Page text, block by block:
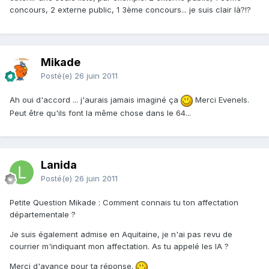
concours, 2 externe public, 1 3ème concours... je suis clair là?!?
Mikade
Posté(e) 26 juin 2011
Ah oui d'accord ... j'aurais jamais imaginé ça
Merci Evenels.
Peut être qu'ils font la même chose dans le 64...
Lanida
Posté(e) 26 juin 2011
Petite Question Mikade : Comment connais tu ton affectation
départementale ?
Je suis également admise en Aquitaine, je n'ai pas revu de
courrier m'indiquant mon affectation. As tu appelé les IA ?
Merci d'avance pour ta réponse.